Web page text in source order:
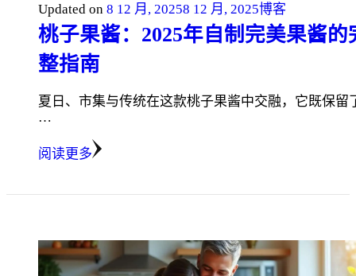
Updated on 8 12 月, 20258 12 月, 2025博客
桃子果酱：2025年自制完美果酱的
整指南
夏日、市集与传统在这款桃子果酱中交融，它既保留
…
阅读更多